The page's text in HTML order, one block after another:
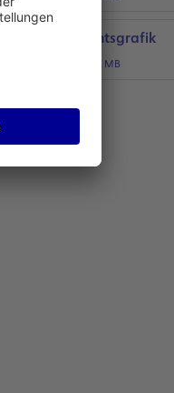
Übersichtsgrafik
JPG, 1 MB